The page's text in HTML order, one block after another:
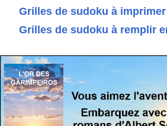
Grilles de sudoku à imprimer
Grilles de sudoku à remplir